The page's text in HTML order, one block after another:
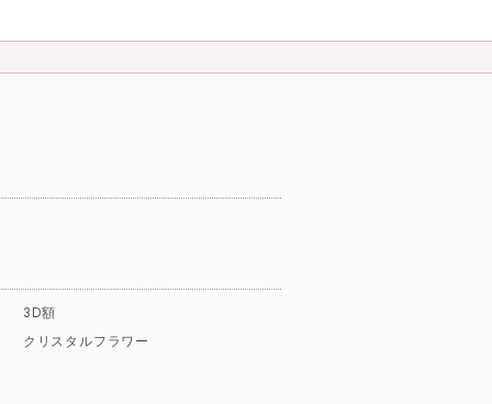
3D額
クリスタルフラワー